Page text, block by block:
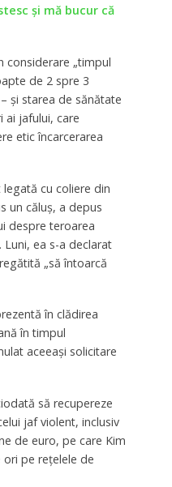
și mă bucur că
considerare „timpul
de 2 spre 3
şi starea de sănătate
ai jafului, care
etic încarcerarea
cu coliere din
un căluş, a depus
despre teroarea
ea s-a declarat
„să întoarcă
în clădirea
în timpul
aceeaşi solicitare
să recupereze
jaf violent, inclusiv
de euro, pe care Kim
ori pe reţelele de